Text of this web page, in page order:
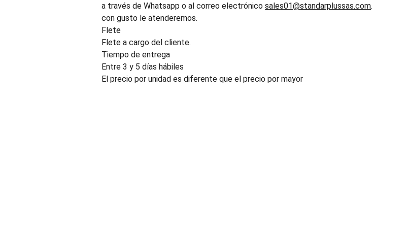
a través de Whatsapp o al correo electrónico sales01@standarplussas.com.
con gusto le atenderemos.
Flete
Flete a cargo del cliente.
Tiempo de entrega
Entre 3 y 5 días hábiles
El precio por unidad es diferente que el precio por mayor